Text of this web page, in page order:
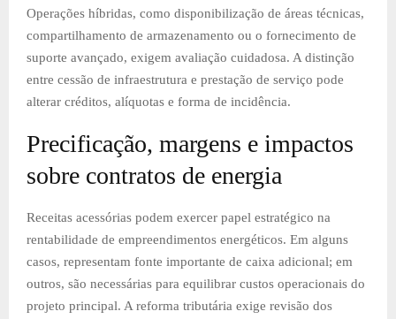
Operações híbridas, como disponibilização de áreas técnicas,
compartilhamento de armazenamento ou o fornecimento de
suporte avançado, exigem avaliação cuidadosa. A distinção
entre cessão de infraestrutura e prestação de serviço pode
alterar créditos, alíquotas e forma de incidência.
Precificação, margens e impactos
sobre contratos de energia
Receitas acessórias podem exercer papel estratégico na
rentabilidade de empreendimentos energéticos. Em alguns
casos, representam fonte importante de caixa adicional; em
outros, são necessárias para equilibrar custos operacionais do
projeto principal. A reforma tributária exige revisão dos